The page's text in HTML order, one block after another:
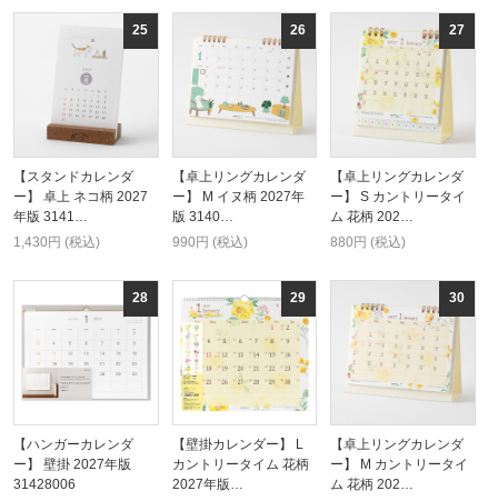
【スタンドカレンダ
ー】 卓上 ネコ柄 2027
年版 3141…
1,430円 (税込)
【卓上リングカレンダ
ー】 M イヌ柄 2027年
版 3140…
990円 (税込)
【卓上リングカレンダ
ー】 S カントリータイ
ム 花柄 202…
880円 (税込)
【ハンガーカレンダ
ー】 壁掛 2027年版
31428006
【壁掛カレンダー】 L
カントリータイム 花柄
2027年版…
【卓上リングカレンダ
ー】 M カントリータイ
ム 花柄 202…